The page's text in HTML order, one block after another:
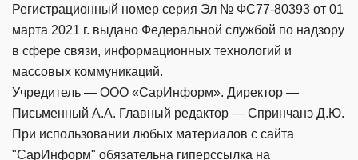
Регистрационный номер серия Эл № ФС77-80393 от 01
марта 2021 г. выдано Федеральной службой по надзору
в сфере связи, информационных технологий и
массовых коммуникаций.
Учредитель — ООО «СарИнформ». Директор —
Письменный А.А. Главный редактор — Спринчанэ Д.Ю.
При использовании любых материалов с сайта
"СарИнформ" обязательна гиперссылка на